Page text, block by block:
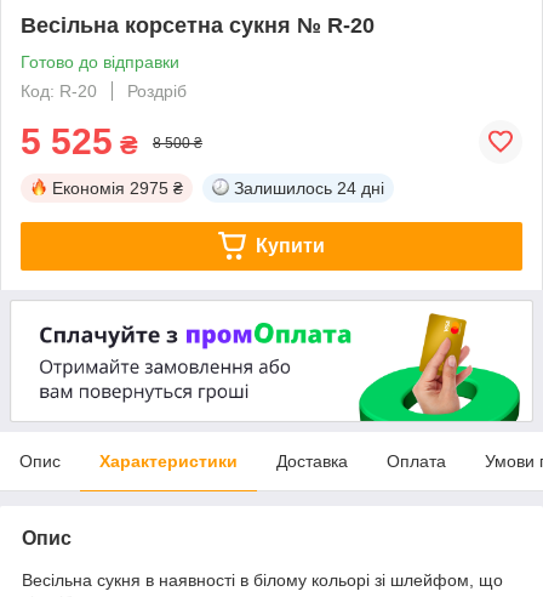
Весільна корсетна сукня № R-20
Готово до відправки
Код: R-20
Роздріб
5 525 ₴ 8 500 ₴
Економія 2975 ₴ Залишилось 24 дні
Купити
Опис Характеристики Доставка Оплата Умови
Опис
Весільна сукня в наявності в білому кольорі зі шлейфом, що